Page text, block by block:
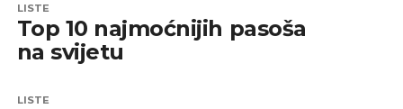
LISTE
Top 10 najmoćnijih pasoša
na svijetu
LISTE